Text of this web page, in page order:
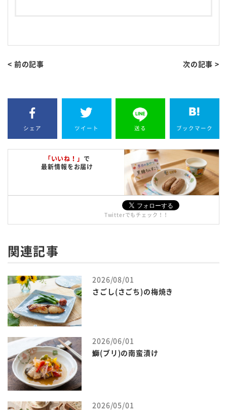
< 前の記事 次の記事 >
シェア ツイート 送る ブックマーク
「いいね！」 で
最新情報をお届け
Twitterでもチェック！！
関連記事
2026/08/01
さごし(さごち)の梅焼き
2026/06/01
鰤(ブリ)の南蛮漬け
2026/05/01